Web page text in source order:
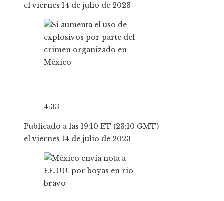
el viernes 14 de julio de 2023
4:33
Publicado a las 19:10 ET (23:10 GMT)
el viernes 14 de julio de 2023